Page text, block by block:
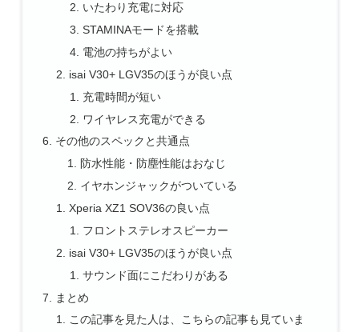
いたわり充電に対応
STAMINAモードを搭載
電池の持ちがよい
isai V30+ LGV35のほうが良い点
充電時間が短い
ワイヤレス充電ができる
その他のスペックと共通点
防水性能・防塵性能はおなじ
イヤホンジャックがついている
Xperia XZ1 SOV36の良い点
フロントステレオスピーカー
isai V30+ LGV35のほうが良い点
サウンド面にこだわりがある
まとめ
この記事を見た人は、こちらの記事も見ていま